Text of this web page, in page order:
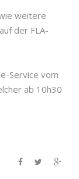
weitere
der FLA-
Service vom
ab 10h30